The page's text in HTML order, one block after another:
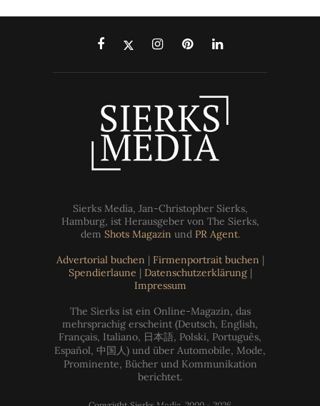
Sierks Media, Jan-Christopher Sierks,
Hamburg, ist Herausgeber von The Sierks,
dem Shots Magazin und PR Agent.
Advertorial buchen | Firmenportrait buchen |
Spendierlaune | Datenschutzerklärung|
Impressum
The Sierks ist ein Online-Magazin, das
mehrsprachig erscheint (Deutsch, English,
Français, Italiano, 日本語, Polski, Português,
Español, 中国人) und über Automobile, Mode,
Prominente, Bücher und Kommunikation
berichtet.